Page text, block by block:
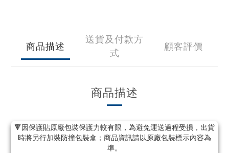
商品描述
送貨及付款方
式
顧客評價
商品描述
🔻因保護貼原廠包裝保護力較有限，為避免運送過程受損，出貨
時將另行加裝防撞包裝盒；商品資訊請以原廠包裝標示內容為
準。